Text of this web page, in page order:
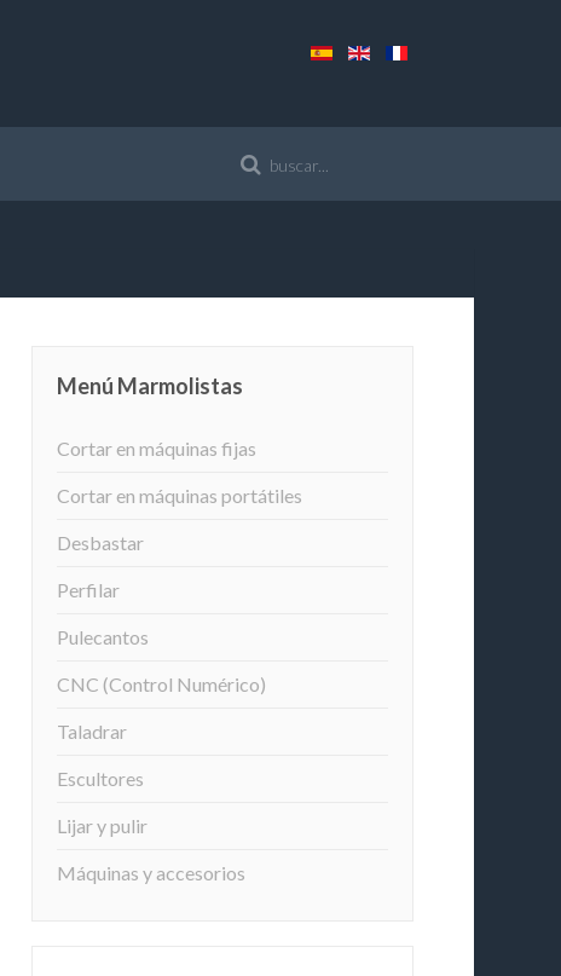
Menú Marmolistas
Cortar en máquinas fijas
Cortar en máquinas portátiles
Desbastar
Perfilar
Pulecantos
CNC (Control Numérico)
Taladrar
Escultores
Lijar y pulir
Máquinas y accesorios